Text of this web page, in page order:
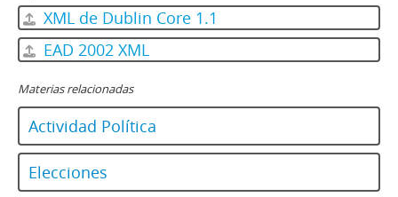
XML de Dublin Core 1.1
EAD 2002 XML
Materias relacionadas
Actividad Política
Elecciones